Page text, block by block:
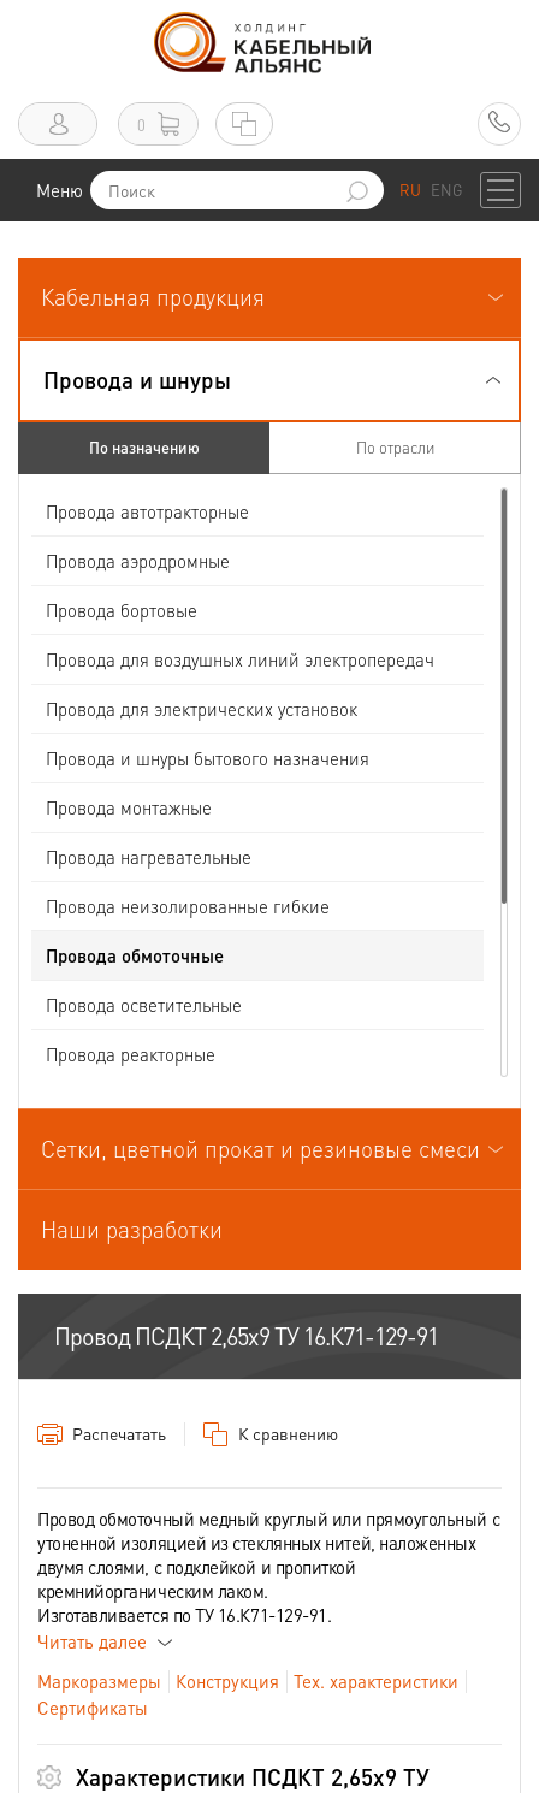
0
Меню RU ENG
Кабельная продукция
Провода и шнуры
По назначению По отрасли
Провода автотракторные
Провода аэродромные
Провода бортовые
Провода для воздушных линий электропередач
Провода для электрических установок
Провода и шнуры бытового назначения
Провода монтажные
Провода нагревательные
Провода неизолированные гибкие
Провода обмоточные
Провода осветительные
Провода реакторные
Провода связи
Провода силовые для стационарной прокладки
Провода термоэлектродные
Шнуры шахтные
Сетки, цветной прокат и резиновые смеси
Наши разработки
Провод ПСДКТ 2,65х9 ТУ 16.К71-129-91
Распечатать К сравнению
Провод обмоточный медный круглый или прямоугольный с
утоненной изоляцией из стеклянных нитей, наложенных
двумя слоями, с подклейкой и пропиткой
кремнийорганическим лаком.
Изготавливается по ТУ 16.К71-129-91.
Читать далее
Маркоразмеры
Конструкция
Тех. характеристики
Сертификаты
Характеристики ПСДКТ 2,65х9 ТУ